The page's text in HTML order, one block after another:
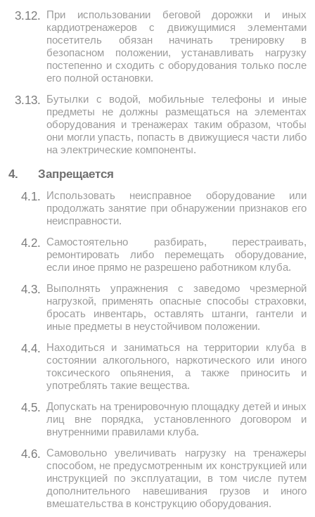
3.12.
При использовании беговой дорожки и иных
кардиотренажеров с движущимися элементами
посетитель обязан начинать тренировку в
безопасном положении, устанавливать нагрузку
постепенно и сходить с оборудования только после
его полной остановки.
3.13.
Бутылки с водой, мобильные телефоны и иные
предметы не должны размещаться на элементах
оборудования и тренажерах таким образом, чтобы
они могли упасть, попасть в движущиеся части либо
на электрические компоненты.
4.
Запрещается
4.1.
Использовать неисправное оборудование или
продолжать занятие при обнаружении признаков его
неисправности.
4.2.
Самостоятельно разбирать, перестраивать,
ремонтировать либо перемещать оборудование,
если иное прямо не разрешено работником клуба.
4.3.
Выполнять упражнения с заведомо чрезмерной
нагрузкой, применять опасные способы страховки,
бросать инвентарь, оставлять штанги, гантели и
иные предметы в неустойчивом положении.
4.4.
Находиться и заниматься на территории клуба в
состоянии алкогольного, наркотического или иного
токсического опьянения, а также приносить и
употреблять такие вещества.
4.5.
Допускать на тренировочную площадку детей и иных
лиц вне порядка, установленного договором и
внутренними правилами клуба.
4.6.
Самовольно увеличивать нагрузку на тренажеры
способом, не предусмотренным их конструкцией или
инструкцией по эксплуатации, в том числе путем
дополнительного навешивания грузов и иного
вмешательства в конструкцию оборудования.